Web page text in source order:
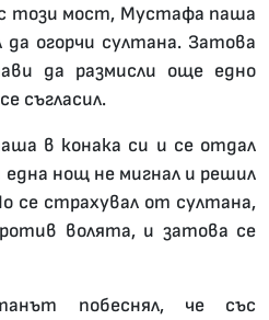
с този мост, Мустафа паша
огорчи султана. Затова
да размисли още едно
съгласил.
в конака си и се отдал
една нощ не мигнал и решил
се страхувал от султана,
волята, и затова се
побеснял, че със